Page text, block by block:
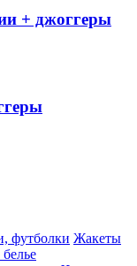
+ джоггеры
футболки Жакеты